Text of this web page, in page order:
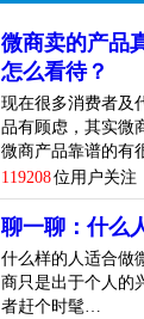
微商卖的产品
怎么看待？
现在很多消费者及
品有顾虑，其实微
微商产品靠谱的有
119208位用户关注
聊一聊：什么
什么样的人适合做
商只是出于个人的
者赶个时髦…